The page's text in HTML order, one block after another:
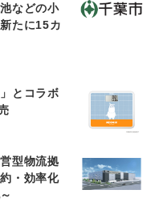
などの小
たに15カ
とコラボ
型物流拠
・効率化